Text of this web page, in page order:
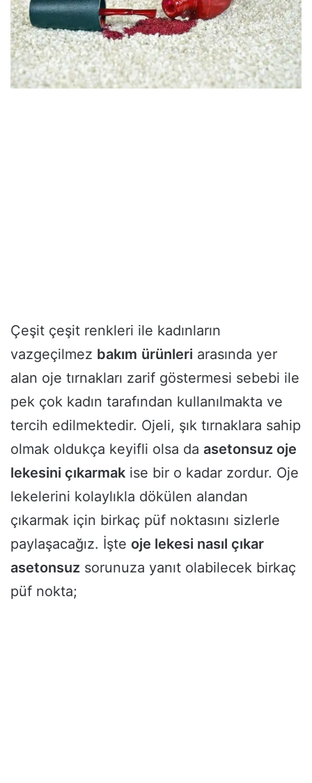
Çeşit çeşit renkleri ile kadınların
vazgeçilmez bakım ürünleri arasında yer
alan oje tırnakları zarif göstermesi sebebi ile
pek çok kadın tarafından kullanılmakta ve
tercih edilmektedir. Ojeli, şık tırnaklara sahip
olmak oldukça keyifli olsa da asetonsuz oje
lekesini çıkarmak ise bir o kadar zordur. Oje
lekelerini kolaylıkla dökülen alandan
çıkarmak için birkaç püf noktasını sizlerle
paylaşacağız. İşte oje lekesi nasıl çıkar
asetonsuz sorunuza yanıt olabilecek birkaç
püf nokta;